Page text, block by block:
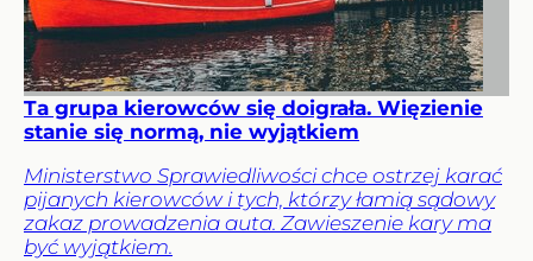
Ta grupa kierowców się doigrała. Więzienie
stanie się normą, nie wyjątkiem
Ministerstwo Sprawiedliwości chce ostrzej karać
pijanych kierowców i tych, którzy łamią sądowy
zakaz prowadzenia auta. Zawieszenie kary ma
być wyjątkiem.